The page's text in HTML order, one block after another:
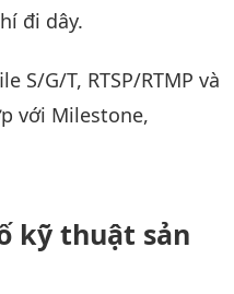
đi dây.
S/G/T, RTSP/RTMP và
với Milestone,
kỹ thuật sản